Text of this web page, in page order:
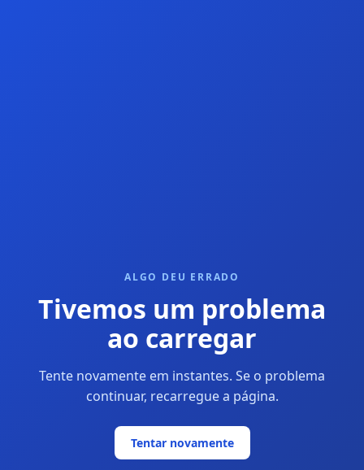
ALGO DEU ERRADO
Tivemos um problema
ao carregar
Tente novamente em instantes. Se o problema
continuar, recarregue a página.
Tentar novamente